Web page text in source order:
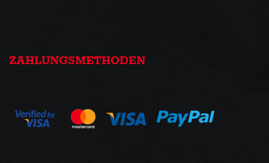
ZAHLUNGSMETHODEN